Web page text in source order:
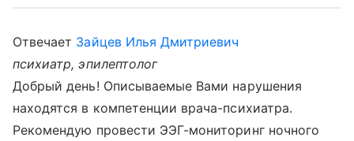
Отвечает Зайцев Илья Дмитриевич
психиатр, эпилептолог
Добрый день! Описываемые Вами нарушения
находятся в компетенции врача-психиатра.
Рекомендую провести ЭЭГ-мониторинг ночного